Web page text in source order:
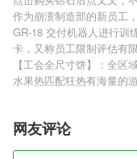
作为崩溃制造部的新员工
GR-18 交付机器人进行训
卡，又称员工限制评估有
【工会全尺寸饼】：全区
水果热匹配狂热有海量的
网友评论